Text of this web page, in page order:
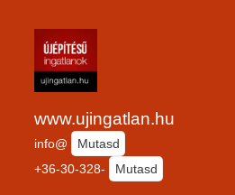
www.ujingatlan.hu
info@
Mutasd
+36-30-328-
Mutasd